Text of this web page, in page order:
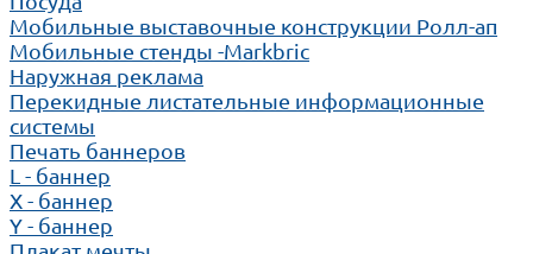
Мобильные выставочные конструкции Ролл-ап
Мобильные стенды -Markbric
Наружная реклама
Перекидные листательные информационные
системы
Печать баннеров
L - баннер
X - баннер
Y - баннер